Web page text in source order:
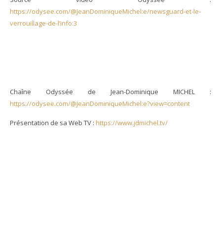
https://odysee.com/@JeanDominiqueMichel:e/newsguard-et-le-
verrouillage-de-l’info:3
Chaîne Odyssée de Jean-Dominique MICHEL :
https://odysee.com/@JeanDominiqueMichel:e?view=content
Présentation de sa Web TV : https://www.jdmichel.tv/